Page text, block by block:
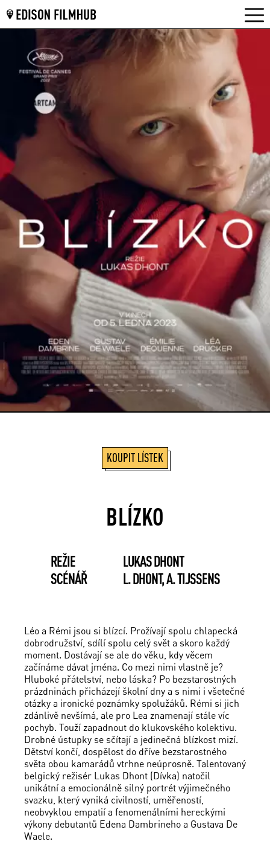
KOUPIT LÍSTEK
BLÍZKO
REŽIE
LUKAS DHONT
SCÉNÁŘ
L. DHONT, A. TIJSSENS
Léo a Rémi jsou si blízcí. Prožívají spolu chlapecká
dobrodružství, sdílí spolu celý svět a skoro každý
moment. Dostávají se ale do věku, kdy věcem
začínáme dávat jména. Co mezi nimi vlastně je?
Hluboké přátelství, nebo láska? Po bezstarostných
prázdninách přicházejí školní dny a s nimi i všetečné
otázky a ironické poznámky spolužáků. Rémi si jich
zdánlivě nevšímá, ale pro Lea znamenají stále víc
pochyb. Touží zapadnout do klukovského kolektivu.
Drobné ústupky se sčítají a jedinečná blízkost mizí.
Dětství končí, dospělost do dříve bezstarostného
světa obou kamarádů vtrhne neúprosně. Talentovaný
belgický režisér Lukas Dhont (Dívka) natočil
unikátní a emocionálně silný portrét výjimečného
svazku, který vyniká civilností, uměřeností,
neobvyklou empatií a fenomenálními hereckými
výkony debutantů Edena Dambrineho a Gustava De
Waele.